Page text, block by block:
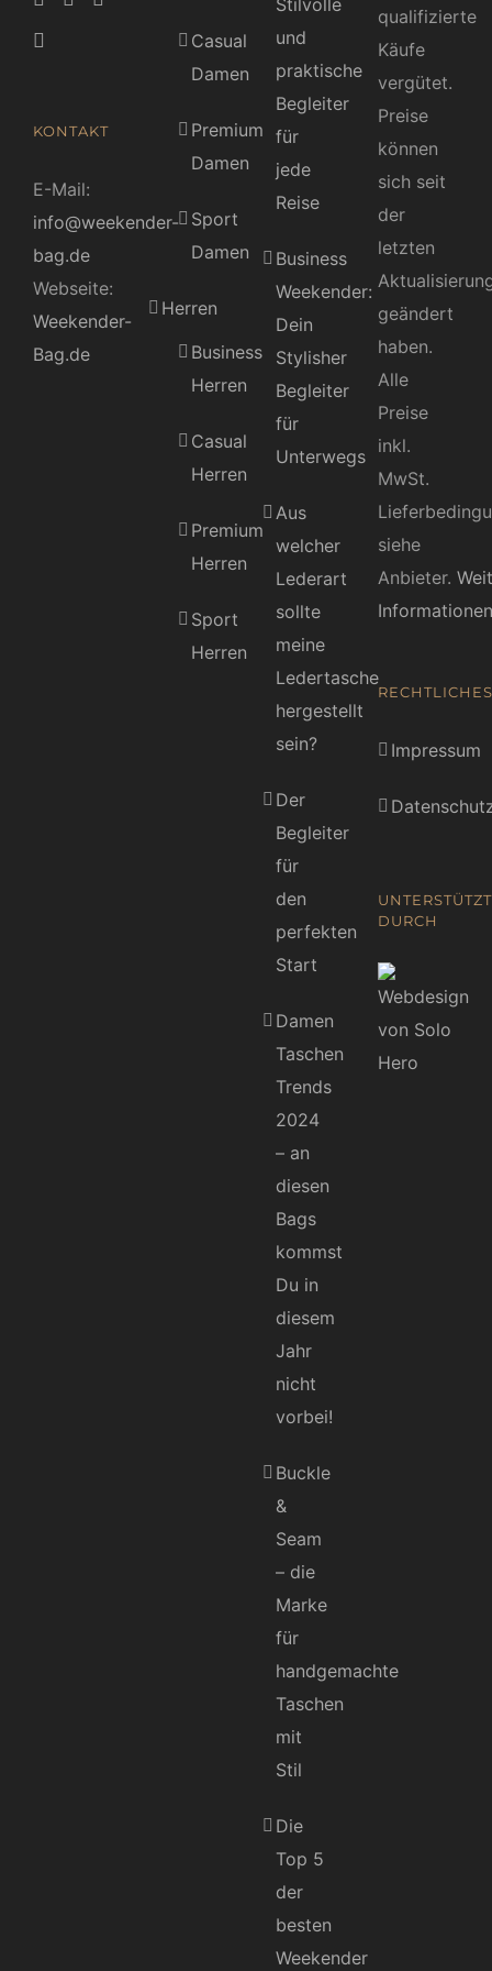
KONTAKT
E-Mail:
info@weekender-
bag.de
Webseite:
Weekender-
Bag.de
Casual
Damen
Premium
Damen
Sport
Damen
Herren
Business
Herren
Casual
Herren
Premium
Herren
Sport
Herren
Stilvolle
und
praktische
Begleiter
für
jede
Reise
Business
Weekender:
Dein
Stylisher
Begleiter
für
Unterwegs
Aus
welcher
Lederart
sollte
meine
Ledertasche
hergestellt
sein?
Der
Begleiter
für
den
perfekten
Start
Damen
Taschen
Trends
2024
– an
diesen
Bags
kommst
Du in
diesem
Jahr
nicht
vorbei!
Buckle
&
Seam
– die
Marke
für
handgemachte
Taschen
mit
Stil
Die
Top 5
der
besten
Weekender
qualifizierte
Käufe
vergütet.
Preise
können
sich seit
der
letzten
geändert
haben.
Alle
Preise
inkl.
MwSt.
siehe
Anbieter.
Informationen
RECHTLICHES
Impressum
UNTERSTÜTZT
DURCH